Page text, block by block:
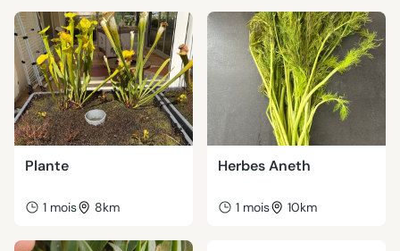
Plante
1 mois 8km
Herbes Aneth
1 mois 10km